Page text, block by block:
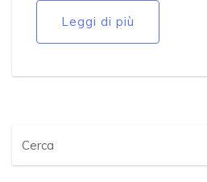
Leggi di più